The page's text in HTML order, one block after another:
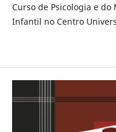
Curso de Psicologia e
Infantil no Centro